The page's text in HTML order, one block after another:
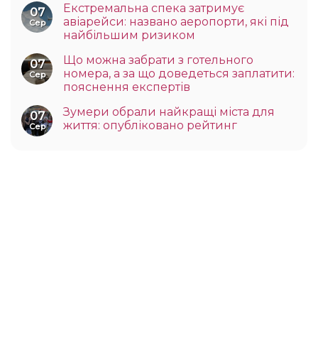
07
Сер
Екстремальна спека затримує
авіарейси: названо аеропорти, які під
найбільшим ризиком
07
Сер
Що можна забрати з готельного
номера, а за що доведеться заплатити:
пояснення експертів
07
Сер
Зумери обрали найкращі міста для
життя: опубліковано рейтинг